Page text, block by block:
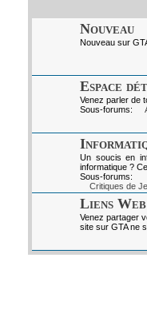
Nouveau
Nouveau sur
Espace
Venez parler de
Sous-forums:
Un soucis en
informatique ?
Sous-forums:
Critiques de
Liens Web
Venez partager
site sur GTA ne